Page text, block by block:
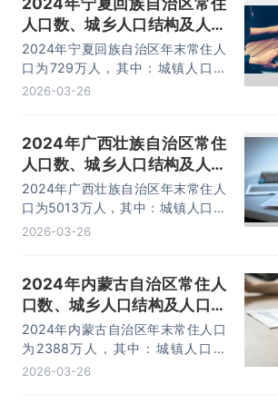
6.1‰。
人口数、城乡人口结构及人口
自然增长率统计分析
2024年宁夏回族自治区年末常住人
口为729万人，其中：城镇人口为
497万人，乡村人口为232万人。
2026-03-26
2024年广西壮族自治区常住
人口数、城乡人口结构及人口
自然增长率统计分析
2024年广西壮族自治区年末常住人
口为5013万人，其中：城镇人口为
2877万人，乡村人口为2136万人。
2026-03-26
2024年内蒙古自治区常住人
口数、城乡人口结构及人口自
然增长率统计分析
2024年内蒙古自治区年末常住人口
为2388万人，其中：城镇人口为
1689万人，乡村人口为699万人。
2026-03-26